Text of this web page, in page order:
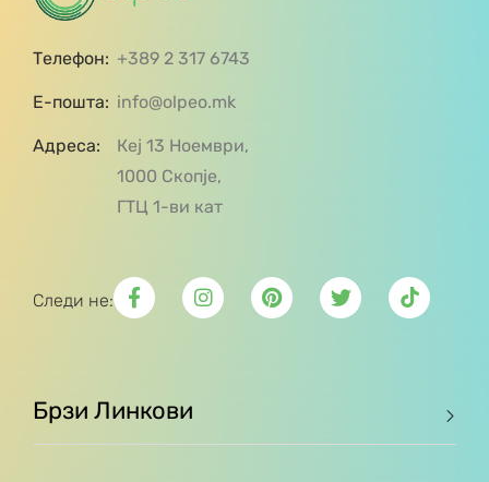
Телефон: +389 2 317 6743
Е-пошта: info@olpeo.mk
Адреса:
Кеј 13 Ноември,
1000 Скопје,
ГТЦ 1-ви кат
Следи не:
Брзи Линкови